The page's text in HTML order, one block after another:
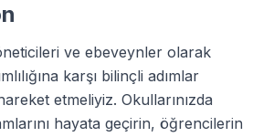
ve ebeveynler olarak
karşı bilinçli adımlar
etmeliyiz. Okullarınızda
hayata geçirin, öğrencilerin